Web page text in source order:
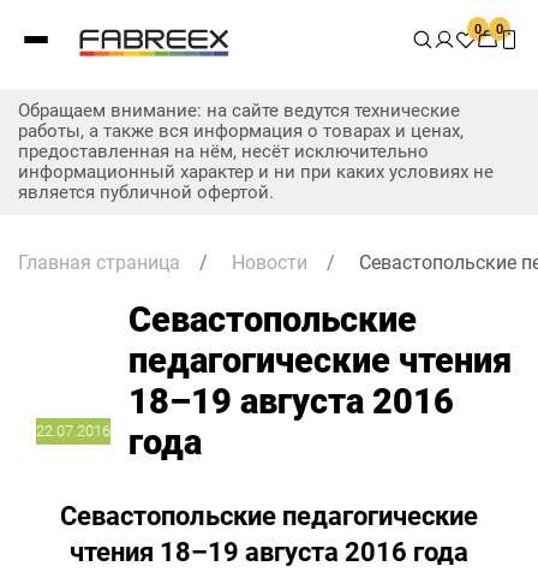
0 0
Обращаем внимание: на сайте ведутся технические
работы, а также вся информация о товарах и ценах,
предоставленная на нём, несёт исключительно
информационный характер и ни при каких условиях не
является публичной офертой.
Главная страница / Новости / Севастопольские
22.07.2016
Севастопольские
педагогические чтения
18–19 августа 2016
года
Севастопольские педагогические
чтения 18–19 августа 2016 года